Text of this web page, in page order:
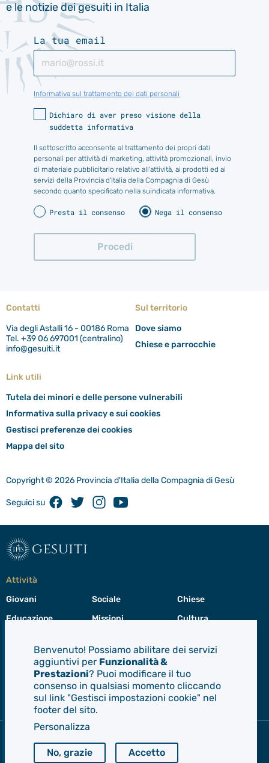
e le notizie dei gesuiti in Italia
La tua email
Informativa sul trattamento dei dati personali
Dichiaro di aver preso visione della
suddetta informativa
Il sottoscritto acconsente al trattamento dei propri dati
personali per attività di marketing, attività promozionali, invio
di materiale pubblicitario relativo all’attività, ai prodotti ed ai
servizi della Provincia d'Italia della Compagnia di Gesù
secondo quanto specificato nella suindicata informativa.
Presta il consenso Nega il consenso
Contatti
Via degli Astalli 16 - 00186 Roma
Tel. +39 06 697001 (centralino)
info@gesuiti.it
Sul territorio
Dove siamo
Chiese e parrocchie
Link utili
Tutela dei minori e delle persone vulnerabili
Informativa sulla privacy e sui cookies
Gestisci preferenze dei cookies
Mappa del sito
Copyright © 2026 Provincia d'Italia della Compagnia di Gesù
Seguici su FacebookTwitterInstagramYoutube
gesuiti
Attività
Giovani
Educazione
Sociale
Missioni
Chiese
Cultura
Leadership
Gesuiti
Menù
di
navigazione
del
footer
CEP - Conferenza delle Province Europee
Benvenuto! Possiamo abilitare dei servizi
aggiuntivi per Funzionalità &
Prestazioni? Puoi modificare il tuo
consenso in qualsiasi momento cliccando
sul link "Gestisci impostazioni cookie" nel
footer del sito.
Personalizza
No, grazie Accetto